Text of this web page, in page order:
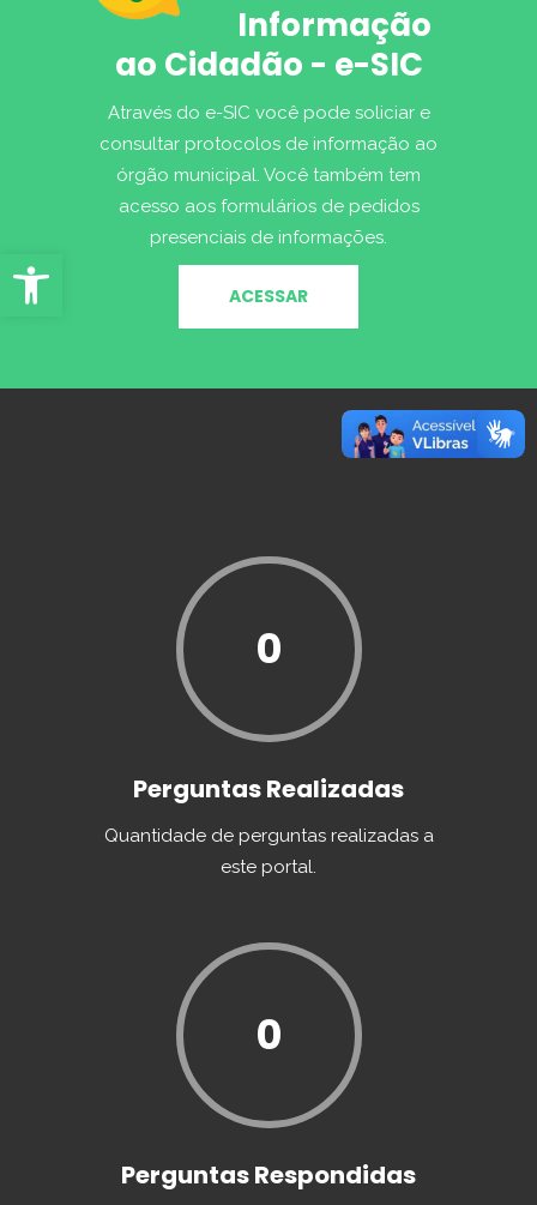
Abrir Ferramentas
Informação
ao Cidadão - e-SIC
Através do e-SIC você pode soliciar e
consultar protocolos de informação ao
órgão municipal. Você também tem
acesso aos formulários de pedidos
presenciais de informações.
ACESSAR
0
Perguntas Realizadas
Quantidade de perguntas realizadas a
este portal.
0
Perguntas Respondidas